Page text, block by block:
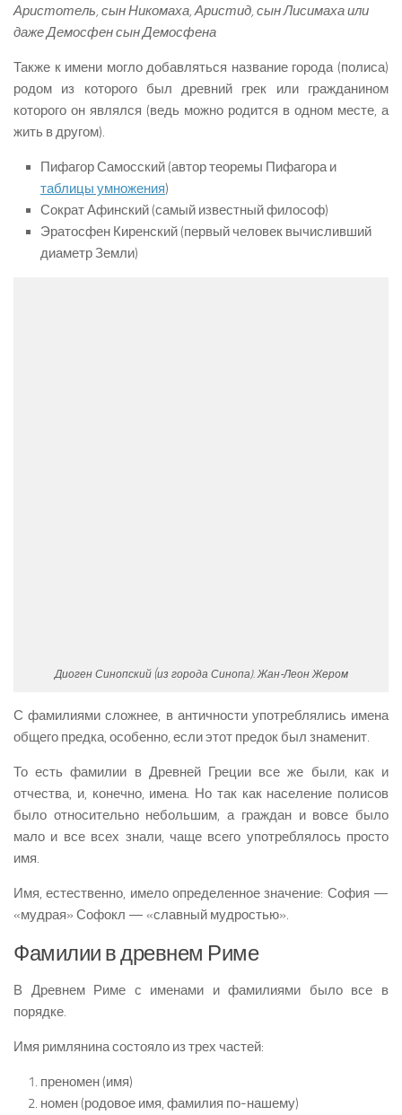
Аристотель, сын Никомаха, Аристид, сын Лисимаха или
даже Демосфен сын Демосфена
Также к имени могло добавляться название города (полиса)
родом из которого был древний грек или гражданином
которого он являлся (ведь можно родится в одном месте, а
жить в другом).
Пифагор Самосский (автор теоремы Пифагора и
таблицы умножения)
Сократ Афинский (самый известный философ)
Эратосфен Киренский (первый человек вычисливший
диаметр Земли)
Диоген Синопский (из города Синопа). Жан-Леон Жером
С фамилиями сложнее, в античности употреблялись имена
общего предка, особенно, если этот предок был знаменит.
То есть фамилии в Древней Греции все же были, как и
отчества, и, конечно, имена. Но так как население полисов
было относительно небольшим, а граждан и вовсе было
мало и все всех знали, чаще всего употреблялось просто
имя.
Имя, естественно, имело определенное значение: София —
«мудрая» Софокл — «славный мудростью».
Фамилии в древнем Риме
В Древнем Риме с именами и фамилиями было все в
порядке.
Имя римлянина состояло из трех частей:
преномен (имя)
номен (родовое имя, фамилия по-нашему)